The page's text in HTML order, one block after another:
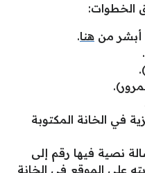
الخطوات:
أبشر من هنا.
في الخانة المكتوبة
نصية فيها رقم إلى
على الموقع في الخانة